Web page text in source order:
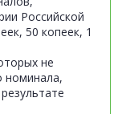
Российской
50 копеек, 1
не
номинала,